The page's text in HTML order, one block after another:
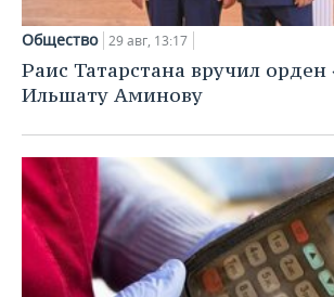
Общество 29 авг, 13:17
Раис Татарстана вручил орден
Ильшату Аминову